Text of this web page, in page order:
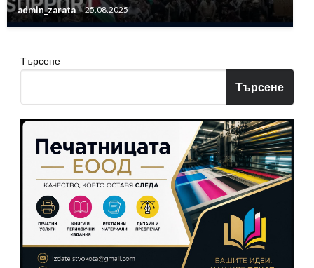
admin_zarata 25.08.2025
Търсене
Търсене